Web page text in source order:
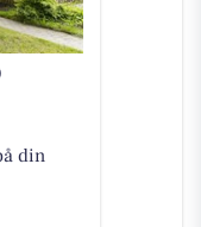
din